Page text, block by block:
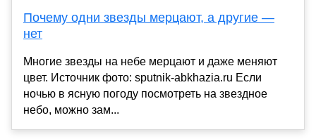
Почему одни звезды мерцают, а другие —
нет
Многие звезды на небе мерцают и даже меняют
цвет. Источник фото: sputnik-abkhazia.ru Если
ночью в ясную погоду посмотреть на звездное
небо, можно зам...